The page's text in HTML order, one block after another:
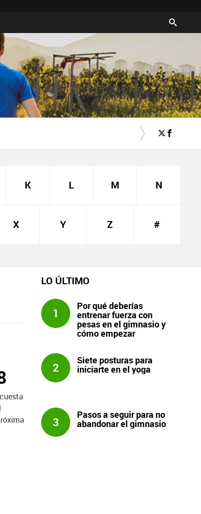
K L M N
X Y Z #
LO ÚLTIMO
1
Por qué deberías
entrenar fuerza con
pesas en el gimnasio y
cómo empezar
2
Siete posturas para
iniciarte en el yoga
3
Pasos a seguir para no
abandonar el gimnasio